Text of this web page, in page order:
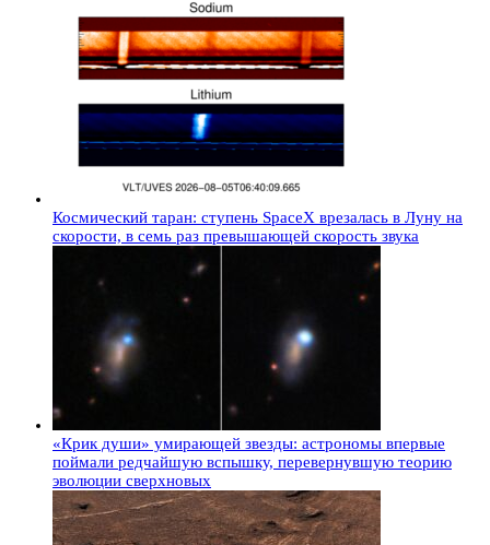
Космический таран: ступень SpaceX врезалась в Луну на
скорости, в семь раз превышающей скорость звука
«Крик души» умирающей звезды: астрономы впервые
поймали редчайшую вспышку, перевернувшую теорию
эволюции сверхновых